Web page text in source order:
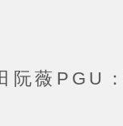
薇PGU：